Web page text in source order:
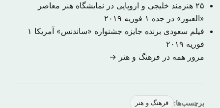
۲۵ هنرمند خلیجی و اروپایی در نمایشگاه هنر معاصر
«العبور» در جده ۱ فوریه ۲۰۱۹
فیلم سعودی برنده جایزه جشنواره «ساندنس» آمریکا ۱
فوریه ۲۰۱۹
مرور همه در فرهنگ و هنر →
برچسب‌ها: فرهنگ و هنر